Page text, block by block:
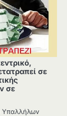
σε
σε
Υπαλλήλων